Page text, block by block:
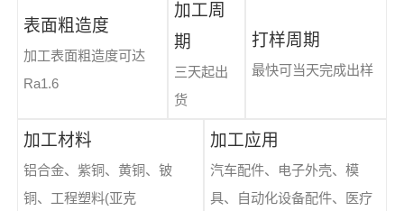
表面粗造度
加工表面粗造度可达
Ra1.6
加工周
期
三天起出
货
打样周期
最快可当天完成出样
加工材料
铝合金、紫铜、黄铜、铍
铜、工程塑料(亚克
加工应用
汽车配件、电子外壳、模
具、自动化设备配件、医疗